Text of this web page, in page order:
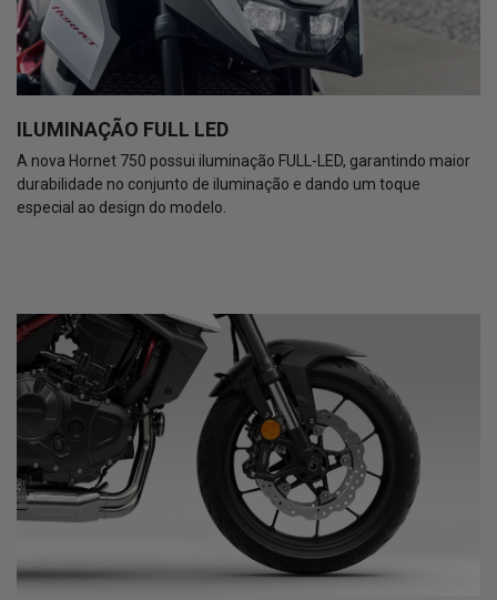
ILUMINAÇÃO FULL LED
A nova Hornet 750 possui iluminação FULL-LED, garantindo maior
durabilidade no conjunto de iluminação e dando um toque
especial ao design do modelo.